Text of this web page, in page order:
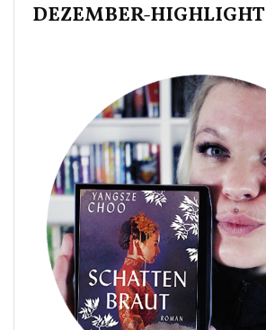
DEZEMBER-HIGHLIGHT